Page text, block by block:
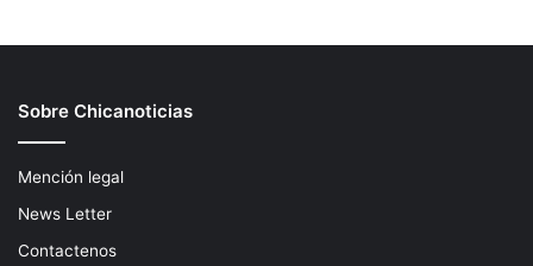
Sobre Chicanoticias
Mención legal
News Letter
Contactenos